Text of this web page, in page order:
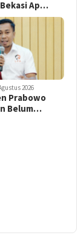
Ap…
2026
Prabowo
Belum…